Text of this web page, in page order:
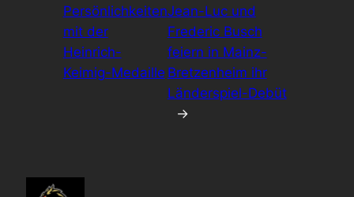
Persönlichkeiten
mit der
Heinrich-
Keimig-Medaille
Jean-Luc und
Frederic Busch
feiern in Mainz-
Bretzenheim ihr
Länderspiel-Debüt
→